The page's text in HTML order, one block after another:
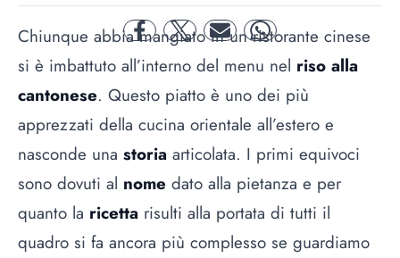
facebooktwitter mail whatsapp
Chiunque abbia mangiato in un ristorante cinese
si è imbattuto all’interno del menu nel riso alla
cantonese. Questo piatto è uno dei più
apprezzati della cucina orientale all’estero e
nasconde una storia articolata. I primi equivoci
sono dovuti al nome dato alla pietanza e per
quanto la ricetta risulti alla portata di tutti il
quadro si fa ancora più complesso se guardiamo